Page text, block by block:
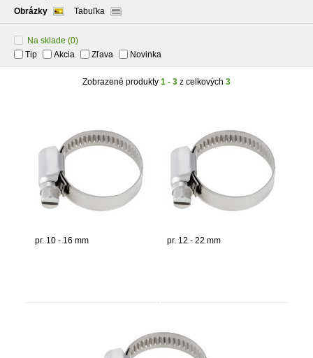
Obrázky
Tabuľka
Na sklade (0)
Tip
Akcia Zľava Novinka
Zobrazené produkty 1 - 3 z celkových 3
pr. 10 - 16 mm pr. 12 - 22 mm